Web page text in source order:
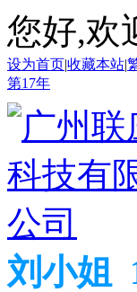
您好,欢
设为首页|收藏本站|
第17年
刘小姐